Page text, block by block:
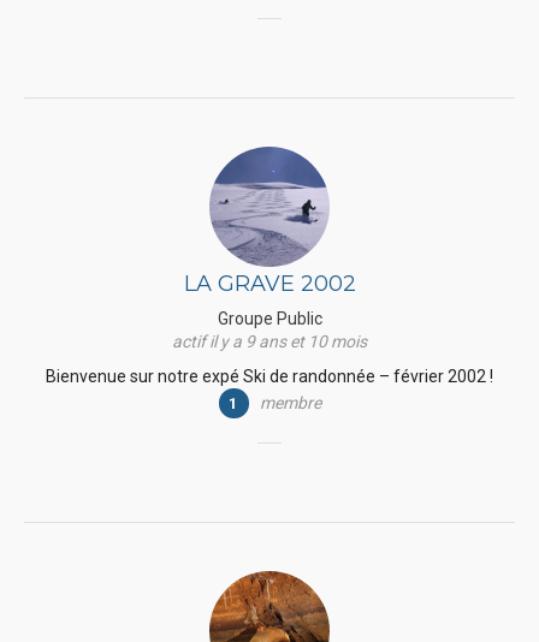
LA GRAVE 2002
Groupe Public
actif il y a 9 ans et 10 mois
Bienvenue sur notre expé Ski de randonnée – février 2002 !
1 membre